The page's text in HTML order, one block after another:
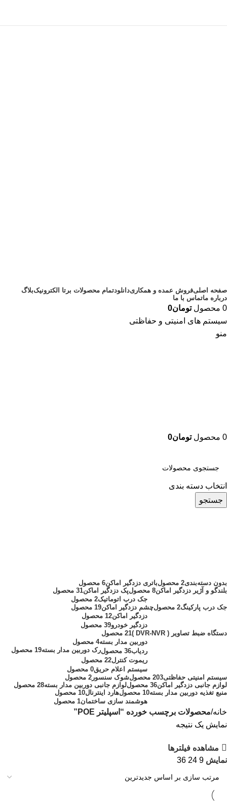
صفحه اصلیفروش عمده و همکاریدانلودتمام محصولات برتا الکترونیکبلاگ
درباره ماتماس با ما
0 محصول تومان0
سیستم های امنیتی و حفاظتی
منو
0 محصول تومان0
انتخاب دسته بندی
جستجو
بدون دسته‌بندی2 محصول باتری دزدگیر اماکن6 محصول
بلندگو و آژیر دزدگیر اماکن8 محصول پک دزدگیر اماکن31 محصول
جک درب اتوماتیک2 محصول
جک درب پارکینگ2 محصول چشم دزدگیر اماکن19 محصول
دزدگیر اماکن12 محصول
دزدگیر خودرو39 محصول
دستگاه ضبط تصاویر ( DVR-NVR )
21 محصول
دوربین مدار بسته4 محصول
ردیاب36 محصول رک دوربین مدار بسته19 محصول
ریموت کنترل22 محصول
سیستم اعلام حریق0 محصول
سیستم امنیتی حفاظتی203 محصول شوک سنسور 2 محصول
لوازم جانبی دزدگیر اماکن36 محصول لوازم جانبی دوربین مدار بسته28 محصول
منبع تغذیه دوربین مدار بسته10 محصول هارد اینترنال10 محصول
هوشمند سازی ساختمان1 محصول
خانه محصولات برچسب خورده “اسپلیتر POE”
نمایش یک نتیجه
مشاهده فیلترها
نمایش 9
24
36